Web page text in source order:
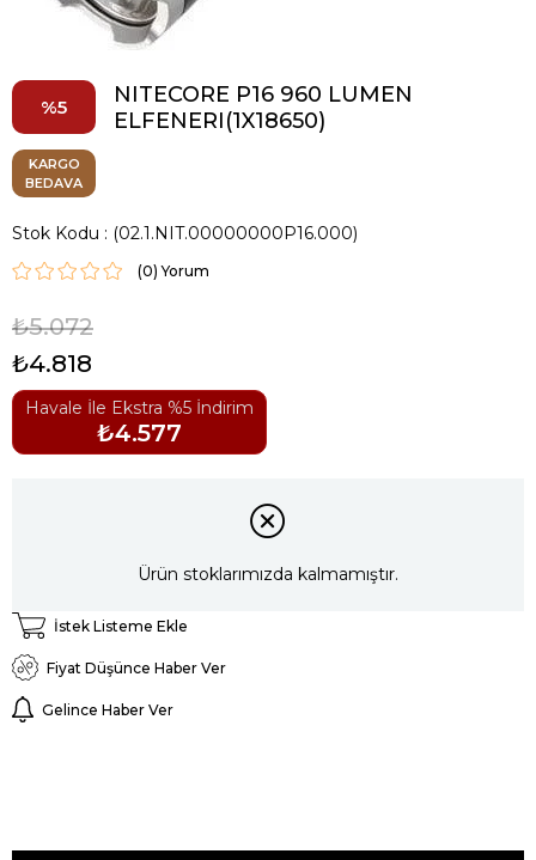
5
NITECORE P16 960 LUMEN
ELFENERI(1X18650)
KARGO
BEDAVA
Stok Kodu (02.1.NIT.00000000P16.000)
(0)
₺5.072
₺4.818
Havale İle Ekstra %5 İndirim
₺4.577
Ürün stoklarımızda kalmamıştır.
İstek Listeme Ekle
Fiyat Düşünce Haber Ver
Gelince Haber Ver